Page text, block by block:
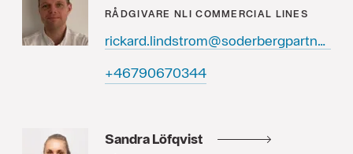
RÅDGIVARE NLI COMMERCIAL LINES
rickard.lindstrom@soderbergpartners.se
44307609764+
Sandra Löfqvist